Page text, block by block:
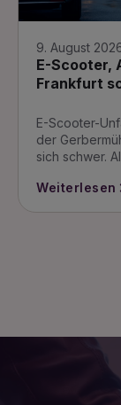
9. August
E-Scooter,
Frankfurt
E-Scooter-
der
sich schwer.
Weiterlesen